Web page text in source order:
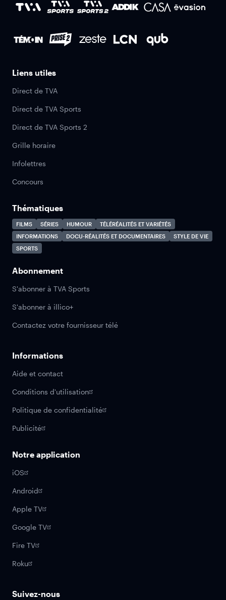
Liens utiles
Direct de TVA
Direct de TVA Sports
Direct de TVA Sports 2
Grille horaire
Infolettres
Concours
Thématiques
FILMS SÉRIES HUMOUR
TÉLÉRÉALITÉS ET VARIÉTÉS
INFORMATIONS
DOCU-RÉALITÉS ET DOCUMENTAIRES
STYLE DE VIE
SPORTS
Abonnement
S'abonner à TVA Sports
S'abonner à illico+
Contactez votre fournisseur télé
Informations
Aide et contact
Conditions d'utilisation
Politique de confidentialité
Publicité
Notre application
iOS
Android
Apple TV
Google TV
Fire TV
Roku
Suivez-nous